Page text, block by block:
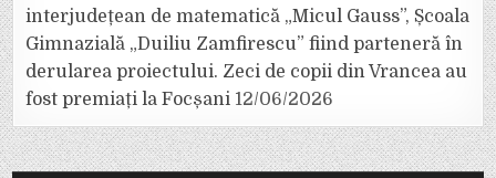
interjudețean de matematică „Micul Gauss”, Școala
Gimnazială „Duiliu Zamfirescu” fiind parteneră în
derularea proiectului. Zeci de copii din Vrancea au
fost premiați la Focșani 12/06/2026